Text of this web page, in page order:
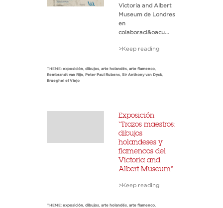
Victoria and Albert
Museum de Londres
en
colaboraci&oacu...
>Keep reading
THEME: exposición, dibujos, arte holandés, arte flamenco,
Rembrandt van Rijn, Peter Paul Rubens, Sir Anthony van Dyck,
Brueghel el Viejo
Exposición
“Trazos maestros:
dibujos
holandeses y
flamencos del
Victoria and
Albert Museum”
>Keep reading
THEME: exposición, dibujos, arte holandés, arte flamenco,